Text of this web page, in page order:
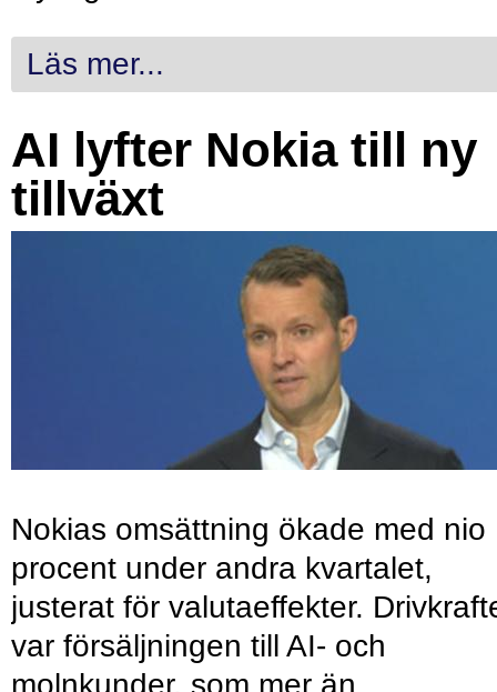
Läs mer...
AI lyfter Nokia till ny
tillväxt
Nokias omsättning ökade med nio
procent under andra kvartalet,
justerat för valutaeffekter.
var försäljningen till AI- och